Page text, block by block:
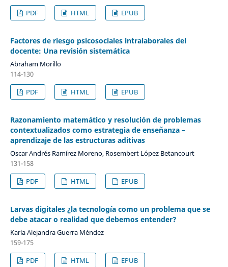
PDF
HTML EPUB
Factores de riesgo psicosociales intralaborales del
docente: Una revisión sistemática
Abraham Morillo
114-130
PDF
HTML EPUB
Razonamiento matemático y resolución de problemas
contextualizados como estrategia de enseñanza –
aprendizaje de las estructuras aditivas
Oscar Andrés Ramírez Moreno, Rosembert López Betancourt
131-158
PDF
HTML EPUB
Larvas digitales ¿la tecnología como un problema que se
debe atacar o realidad que debemos entender?
Karla Alejandra Guerra Méndez
159-175
PDF
HTML EPUB